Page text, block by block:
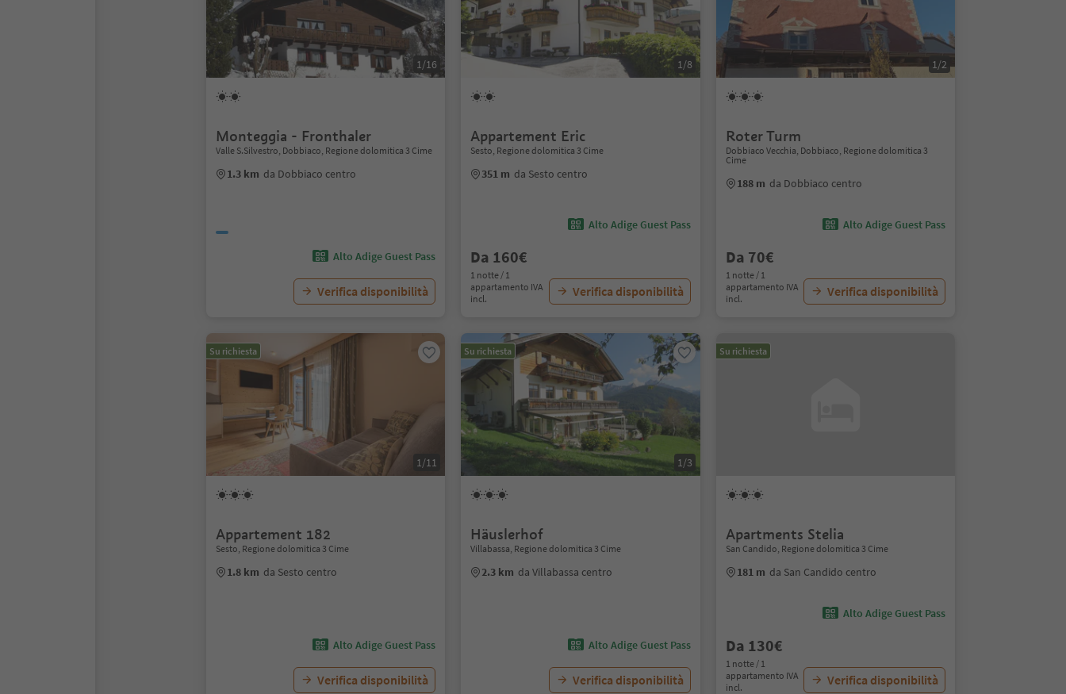
1/16
Monteggia - Fronthaler
Valle S.Silvestro, Dobbiaco, Regione dolomitica 3 Cime
1.3 km da Dobbiaco centro
Alto Adige Guest Pass
Verifica disponibilità
1/8
Appartement Eric
Sesto, Regione dolomitica 3 Cime
351 m da Sesto centro
Alto Adige Guest Pass
Da 160€
1 notte / 1
appartamento IVA
incl.
Verifica disponibilità
1/2
Roter Turm
Dobbiaco Vecchia, Dobbiaco, Regione dolomitica 3
Cime
188 m da Dobbiaco centro
Alto Adige Guest Pass
Da 70€
1 notte / 1
appartamento IVA
incl.
Verifica disponibilità
Su richiesta
1/11
Appartement 182
Sesto, Regione dolomitica 3 Cime
1.8 km da Sesto centro
Alto Adige Guest Pass
Verifica disponibilità
Su richiesta
1/3
Häuslerhof
Villabassa, Regione dolomitica 3 Cime
2.3 km da Villabassa centro
Alto Adige Guest Pass
Verifica disponibilità
Su richiesta
Apartments Stelia
San Candido, Regione dolomitica 3 Cime
181 m da San Candido centro
Alto Adige Guest Pass
Da 130€
1 notte / 1
appartamento IVA
incl.
Verifica disponibilità